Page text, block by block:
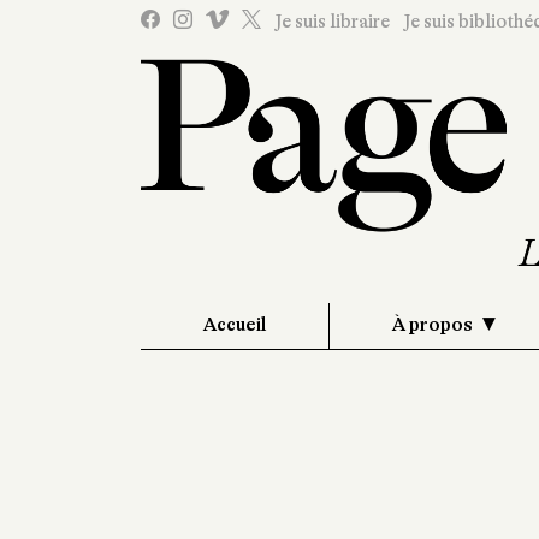
Je suis libraire Je suis
Accueil À propos